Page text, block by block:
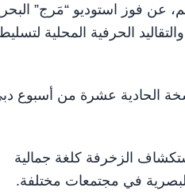
عن فوز استوديو “مَرج”
والتقاليد الحرفية المحلية
4 إلى 9 نوفمبر المقبل ضمن النسخة الحادية عشرة من أسبوع
الزخرفة كلغة جمالية
في مجتمعات مختلفة.